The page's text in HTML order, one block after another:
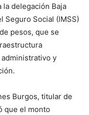
la delegación Baja
Seguro Social (IMSS)
pesos, que se
y
Burgos, titular de
que el monto